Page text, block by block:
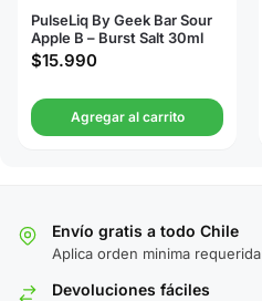
PulseLiq By Geek Bar Sour
Apple B – Burst Salt 30ml
$15.990
Agregar al carrito
Envío gratis a todo Chile
Aplica orden minima requerida
Devoluciones fáciles